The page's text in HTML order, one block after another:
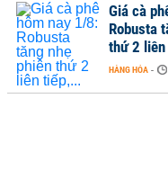
Giá cà
Robusta
thứ 2
HÀNG HÓA -